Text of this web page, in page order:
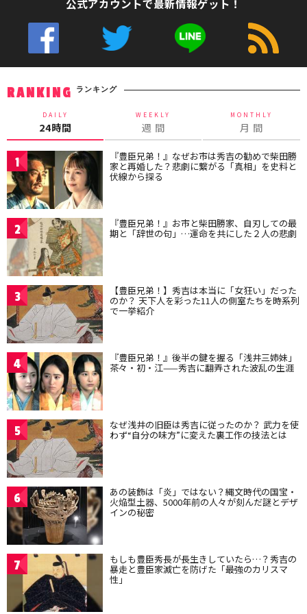
公式アカウントで最新情報ゲット！
RANKING ランキング
DAILY
24時間
WEEKLY
週 間
MONTHLY
月 間
1 『豊臣兄弟！』なぜお市は秀吉の勧めで柴田勝
家と再婚した？悲劇に繋がる「真相」を史料と
伏線から探る
2 『豊臣兄弟！』お市と柴田勝家、自刃しての最
期と「辞世の句」…運命を共にした２人の悲劇
3 【豊臣兄弟！】秀吉は本当に「女狂い」だった
のか？ 天下人を彩った11人の側室たちを時系列
で一挙紹介
4 『豊臣兄弟！』後半の鍵を握る「浅井三姉妹」
茶々・初・江——秀吉に翻弄された波乱の生涯
5 なぜ浅井の旧臣は秀吉に従ったのか？ 武力を使
わず“自分の味方”に変えた裏工作の技法とは
6 あの装飾は「炎」ではない？縄文時代の国宝・
火焔型土器、5000年前の人々が刻んだ謎とデザ
インの秘密
7 もしも豊臣秀長が長生きしていたら…？秀吉の
暴走と豊臣家滅亡を防げた「最強のカリスマ
性」